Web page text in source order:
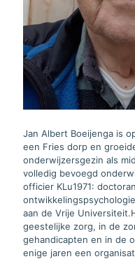
Jan Albert Boeijenga is
een Fries dorp en
onderwijzersgezin als
volledig bevoegd
officier KLu1971:
aan de Vrije
geestelijke zorg, in de
gehandicapten en in de
enige jaren een